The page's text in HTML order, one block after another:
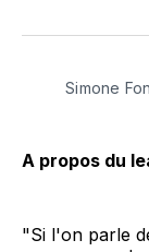
Simone
A propos du
"Si l'on parle